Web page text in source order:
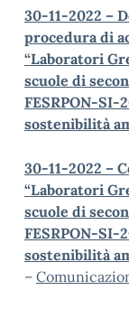
30-11-2022 –
procedura di
“Laboratori
scuole di
FESRPON-SI-
sostenibilità
30-11-2022 –
“Laboratori
scuole di
FESRPON-SI-
sostenibilità
–